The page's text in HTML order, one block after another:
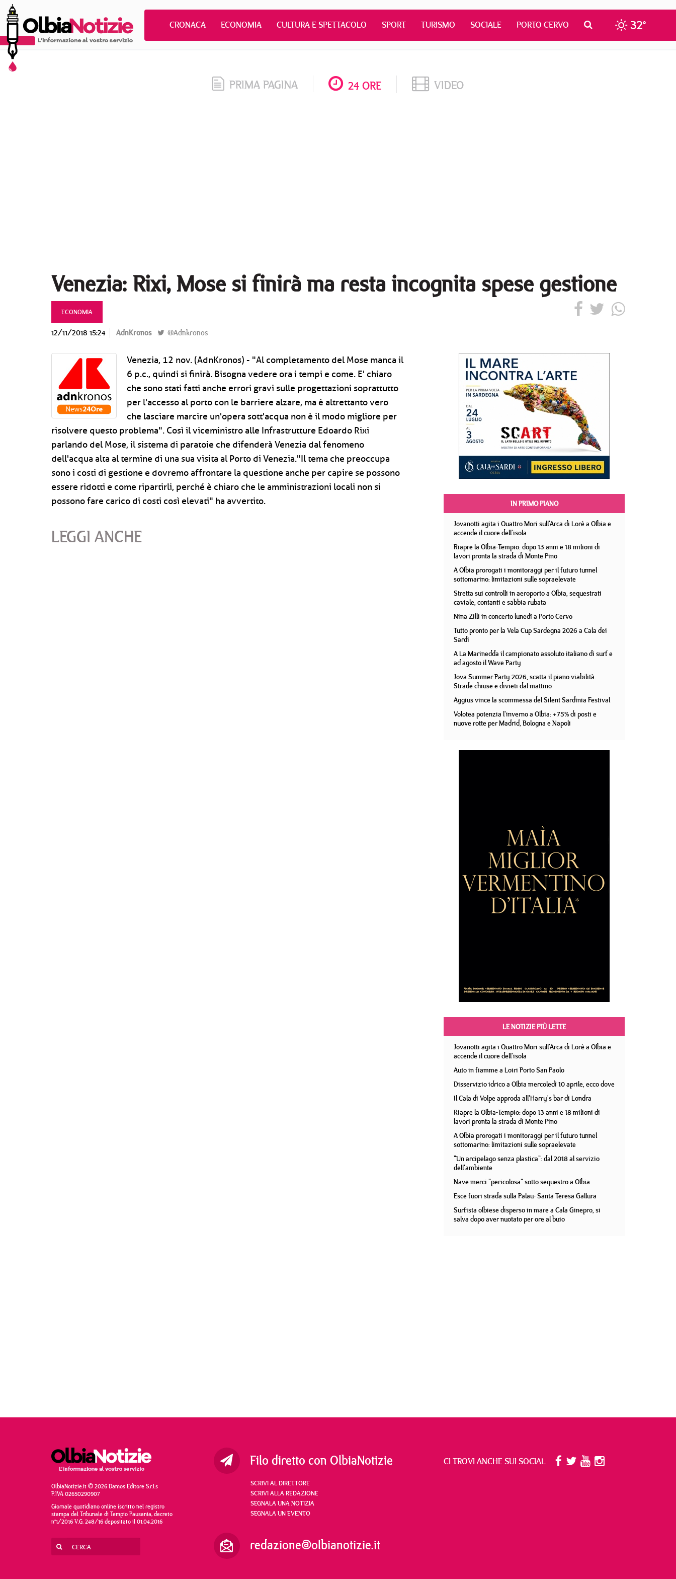
CRONACA ECONOMIA CULTURA E SPETTACOLO SPORT TURISMO SOCIALE PORTO CERVO 32°
PRIMA PAGINA 24 ORE VIDEO
Venezia: Rixi, Mose si finirà ma resta incognita spese gestione
ECONOMIA
12/11/2018 15:24 AdnKronos @Adnkronos
Venezia, 12 nov. (AdnKronos) - "Al completamento del Mose manca il
6 p.c., quindi si finirà. Bisogna vedere ora i tempi e come. E' chiaro
che sono stati fatti anche errori gravi sulle progettazioni soprattutto
per l'accesso al porto con le barriere alzare, ma è altrettanto vero
che lasciare marcire un'opera sott'acqua non è il modo migliore per
risolvere questo problema". Così il viceministro alle Infrastrutture Edoardo Rixi
parlando del Mose, il sistema di paratoie che difenderà Venezia dal fenomeno
dell'acqua alta al termine di una sua visita al Porto di Venezia."Il tema che preoccupa
sono i costi di gestione e dovremo affrontare la questione anche per capire se possono
essere ridotti e come ripartirli, perché è chiaro che le amministrazioni locali non si
possono fare carico di costi così elevati" ha avvertito.
LEGGI ANCHE
IN PRIMO PIANO
Jovanotti agita i Quattro Mori sull'Arca di Lorè a Olbia e
accende il cuore dell'isola
Riapre la Olbia-Tempio: dopo 13 anni e 18 milioni di
lavori pronta la strada di Monte Pino
A Olbia prorogati i monitoraggi per il futuro tunnel
sottomarino: limitazioni sulle sopraelevate
Stretta sui controlli in aeroporto a Olbia, sequestrati
caviale, contanti e sabbia rubata
Nina Zilli in concerto lunedì a Porto Cervo
Tutto pronto per la Vela Cup Sardegna 2026 a Cala dei
Sardi
A La Marinedda il campionato assoluto italiano di surf e
ad agosto il Wave Party
Jova Summer Party 2026, scatta il piano viabilità.
Strade chiuse e divieti dal mattino
Aggius vince la scommessa del Silent Sardinia Festival
Volotea potenzia l'inverno a Olbia: +75% di posti e
nuove rotte per Madrid, Bologna e Napoli
LE NOTIZIE PIÙ LETTE
Jovanotti agita i Quattro Mori sull'Arca di Lorè a Olbia e
accende il cuore dell'isola
Auto in fiamme a Loiri Porto San Paolo
Disservizio idrico a Olbia mercoledì 10 aprile, ecco dove
Il Cala di Volpe approda all'Harry's bar di Londra
Riapre la Olbia-Tempio: dopo 13 anni e 18 milioni di
lavori pronta la strada di Monte Pino
A Olbia prorogati i monitoraggi per il futuro tunnel
sottomarino: limitazioni sulle sopraelevate
"Un arcipelago senza plastica": dal 2018 al servizio
dell'ambiente
Nave merci "pericolosa" sotto sequestro a Olbia
Esce fuori strada sulla Palau- Santa Teresa Gallura
Surfista olbiese disperso in mare a Cala Ginepro, si
salva dopo aver nuotato per ore al buio
OlbiaNotizie.it © 2026 Damos Editore S.r.l.s
P.IVA 02650290907
Giornale quotidiano online iscritto nel registro
stampa del Tribunale di Tempio Pausania, decreto
n°1/2016 V.G. 248/16 depositato il 01.04.2016
Filo diretto con OlbiaNotizie
SCRIVI AL DIRETTORE
SCRIVI ALLA REDAZIONE
SEGNALA UNA NOTIZIA
SEGNALA UN EVENTO
redazione@olbianotizie.it
CI TROVI ANCHE SUI SOCIAL